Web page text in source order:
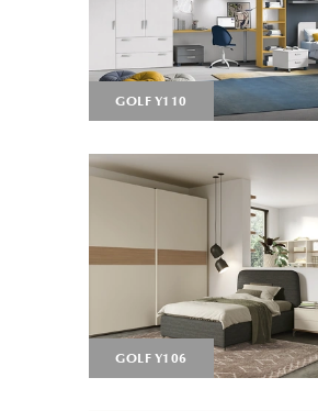
GOLF Y110
GOLF Y106